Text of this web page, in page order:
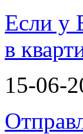
Если у
в
15-06-